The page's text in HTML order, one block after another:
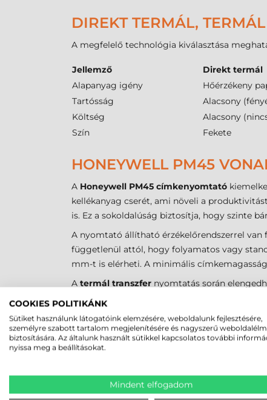
DIREKT TERMÁL,
A megfelelő technológia kiválasztása
Jellemző Direkt termál
Alapanyag igény
Hőérzékeny
Tartósság
Alacsony
Költség
Alacsony
Szín
Fekete
HONEYWELL PM45
A Honeywell PM45 címkenyomtató
kellékanyag cserét, ami növeli a
is. Ez a sokoldalúság biztosítja, hogy szinte
A nyomtató állítható érzékelőrendszerrel van
függetlenül attól, hogy folyamatos vagy
mm-t is elérheti. A minimális
A termál transzfer nyomtatás során
kell lennie a címkénél a nyomtatófej védelme
tekintetében a készülék Ink-Out (külső
HONEYWELL PM45
Az alábbi műszaki adatok a B2B beszerzési
COOKIES POLITIKÁNK
Sütiket használunk látogatóink elemzésére, weboldalunk fejlesztésére,
személyre szabott tartalom megjelenítésére és nagyszerű
biztosítására. Az általunk használt sütikkel kapcsolatos további
nyissa meg a beállításokat.
Mindent elfogadom